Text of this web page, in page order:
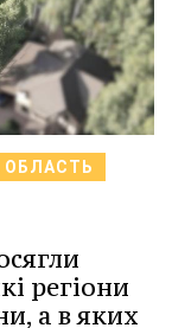
ОБЛАСТЬ
регіони
а в яких